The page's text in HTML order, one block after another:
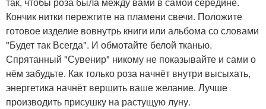
Кончик нитки пережгите на пламени свечи. Положите
готовое изделие вовнутрь книги или альбома со словами
"Будет так Всегда". И обмотайте белой тканью.
Спрятанный "Сувенир" никому не показывайте и сами о
нём забудьте. Как только роза начнёт внутри высыхать,
энергетика начнёт вершить ваше желание. Лучше
производить присушку на растущую луну.